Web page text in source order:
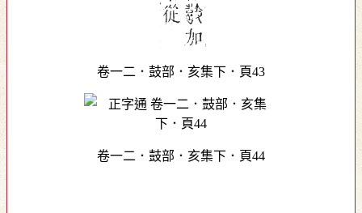
卷一二．鼓部．亥集下．頁43
卷一二．鼓部．亥集下．頁44